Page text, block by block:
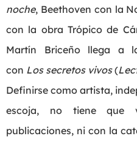
noche, Beethoven con la
con la obra Trópico de
Martín Briceño llega a
con Los secretos vivos(
Definirse como artista,
escoja, no tiene que
publicaciones, ni con la